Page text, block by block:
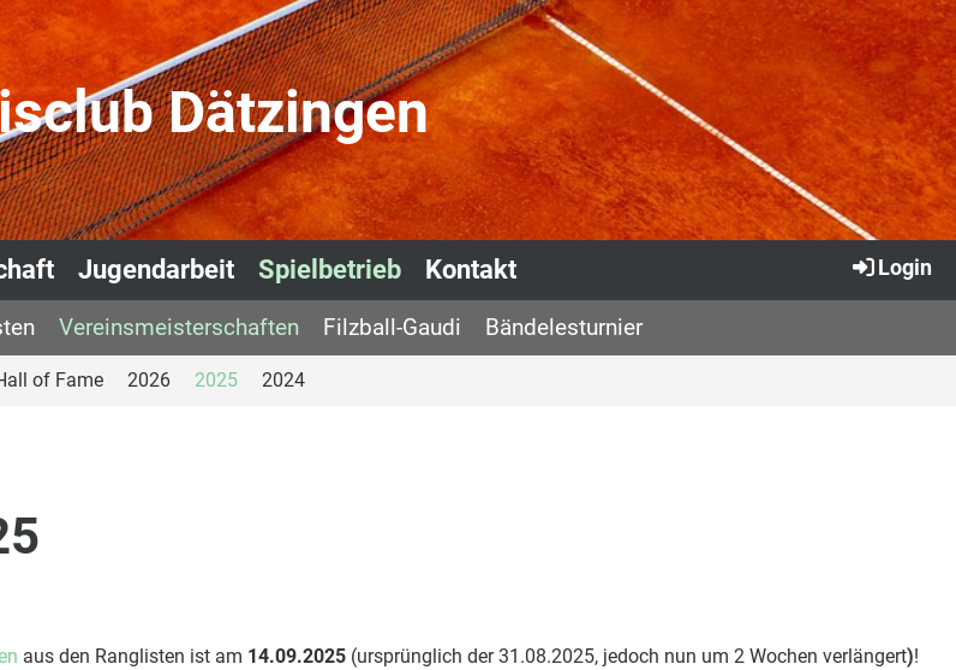
Dätzingen
Jugendarbeit Spielbetrieb Kontakt Login
Vereinsmeisterschaften Filzball-Gaudi Bändelesturnier
of Fame 2026 2025 2024
aus den Ranglisten ist am 14.09.2025 (ursprünglich der 31.08.2025, jedoch nun um 2 Wochen verlängert)!